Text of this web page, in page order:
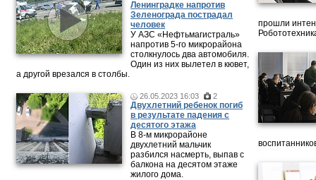
Ленинградке напротив
Зеленограда пострадал
человек
У АЗС «Нефтьмагистраль»
напротив 5-го микрорайона
столкнулось два автомобиля.
Один из них вылетел в кювет,
а другой врезался в столбы.
26.05.2023 16:03 2
Двухлетний ребенок погиб
в результате падения с
десятого этажа
В 8-м микрорайоне
двухлетний мальчик
разбился насмерть, выпав с
балкона на десятом этаже
жилого дома.
прошли